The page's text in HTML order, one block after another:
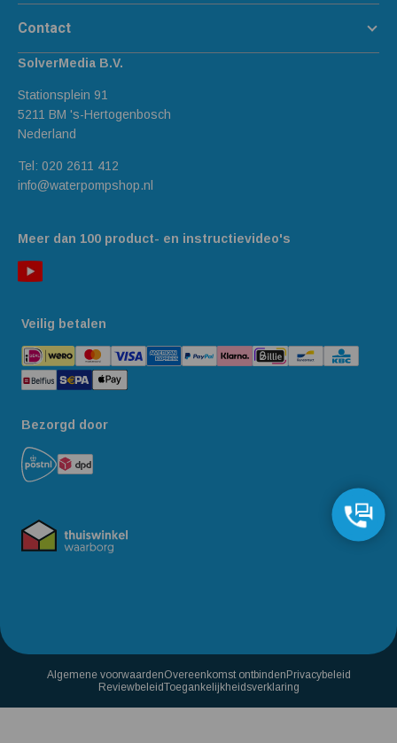
Meer dan 100 product- en instructievideo's
Contact
SolverMedia B.V.
Stationsplein 91
5211 BM 's-Hertogenbosch
Nederland
Tel: 020 2611 412
info@waterpompshop.nl
Veilig betalen
Bezorgd door
Algemene voorwaardenOvereenkomst ontbinden Privacybeleid
ReviewbeleidToegankelijkheidsverklaring